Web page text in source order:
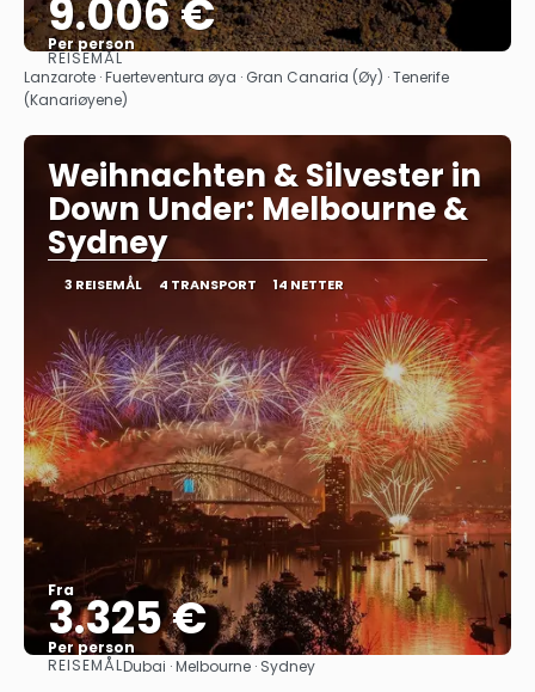
9.006 €
Per person
Se
REISEMÅL
Lanzarote · Fuerteventura øya · Gran Canaria (Øy) · Tenerife
(Kanariøyene)
Weihnachten & Silvester in
Down Under: Melbourne &
Sydney
3 REISEMÅL 4 TRANSPORT 14 NETTER
Fra
3.325 €
Per person
Se
REISEMÅLDubai · Melbourne · Sydney